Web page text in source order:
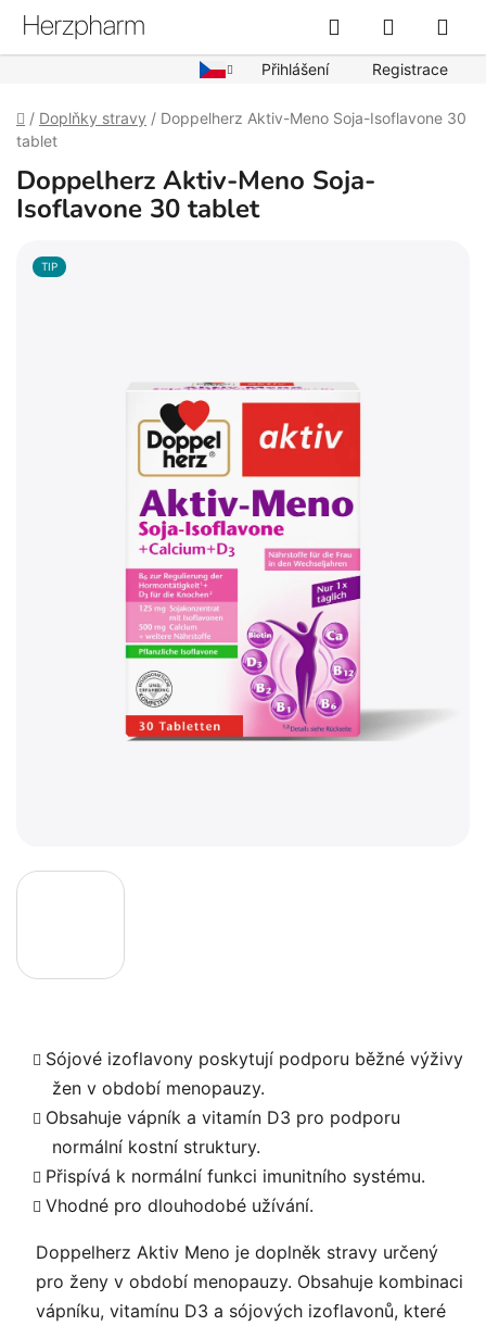
Přejít
obsah
Přihlášení Registrace
Hledat
KOŠÍK
Domů
/ Doplňky stravy / Doppelherz Aktiv-Meno Soja-Isoflavone 30
tablet
Sójové izoflavony poskytují podporu běžné výživy
žen v období menopauzy.
Obsahuje vápník a vitamín D3 pro podporu
normální kostní struktury.
Přispívá k normální funkci imunitního systému.
Vhodné pro dlouhodobé užívání.
Doppelherz Aktiv Meno je doplněk stravy určený
pro ženy v období menopauzy. Obsahuje kombinaci
vápníku, vitamínu D3 a sójových izoflavonů, které
Doppelherz Aktiv-Meno Soja-
Isoflavone 30 tablet
TIP